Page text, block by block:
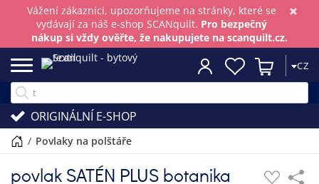
×
Vážení zákazníci, upozorňujeme na stránky, které se
vydávají za náš e-shop SCANquilt. Pro bezpečný
nákup si vždy ověřte, že nakupujete na scanquilt.cz.
CZ
ORIGINÁLNÍ E-SHOP
/ povlaky na polštáře
povlak SATÉN PLUS botanika